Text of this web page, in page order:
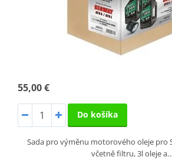
55,00 €
Do košíka
Sada pro výměnu motorového oleje pro
včetně filtru, 3l oleje a…